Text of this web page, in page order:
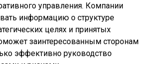
управления. Компании
информацию о структуре
целях и принятых
заинтересованным сторонам
эффективно руководство